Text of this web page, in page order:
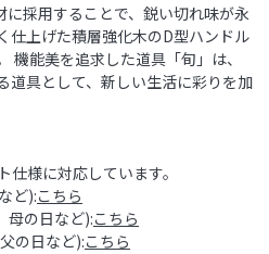
に採用することで、鋭い切れ味が永
仕上げた積層強化木のD型ハンドル
機能美を追求した道具「旬」は、
道具として、新しい生活に彩りを加
様に対応しています。
ど):こちら
母の日など):こちら
の日など):こちら